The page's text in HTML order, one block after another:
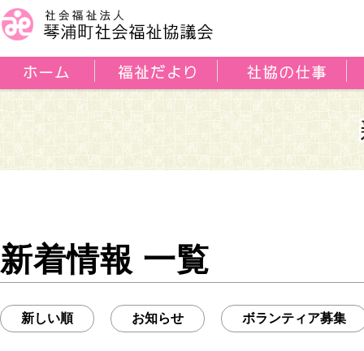
新着情報 一覧
新しい順 お知らせ ボランティア募集